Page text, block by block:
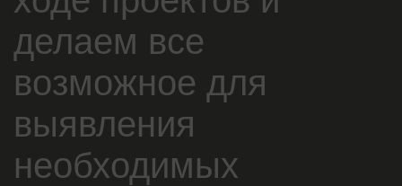
делаем все
возможное для
выявления
необходимых